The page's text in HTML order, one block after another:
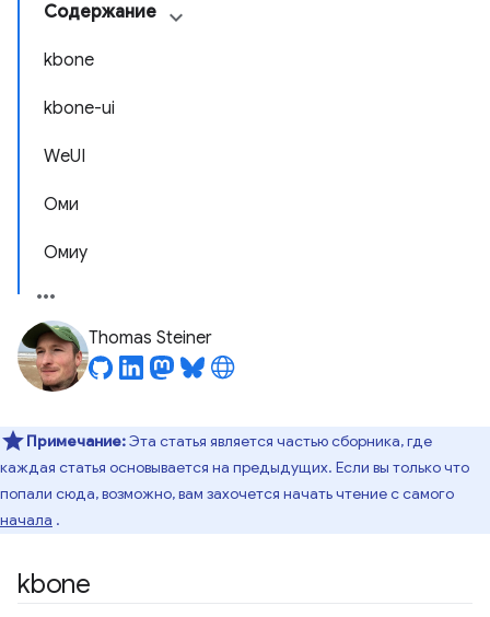
Содержание
kbone
kbone-ui
WeUI
Оми
Омиу
Thomas Steiner
Примечание:Эта статья является частью сборника, где
каждая статья основывается на предыдущих. Если вы только что
попали сюда, возможно, вам захочется начать чтение с самого
начала .
kbone